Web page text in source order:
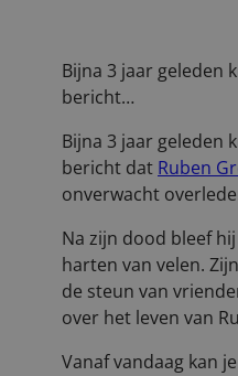
Bijna 3 jaar geleden
bericht…
Bijna 3 jaar geleden
bericht dat Ruben
onverwacht
Na zijn dood bleef
harten van velen.
de steun van
over het leven van
Vanaf vandaag kan